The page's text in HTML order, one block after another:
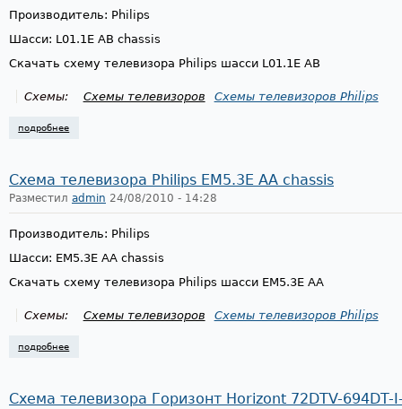
Производитель: Philips
Шасси: L01.1E AB chassis
Скачать схему телевизора Philips шасси L01.1E AB
Схемы: Схемы телевизоров Схемы телевизоров Philips
подробнее
Схема телевизора Philips EM5.3E AA chassis
Разместил admin 24/08/2010 - 14:28
Производитель: Philips
Шасси: EM5.3E AA chassis
Скачать схему телевизора Philips шасси EM5.3E AA
Схемы: Схемы телевизоров Схемы телевизоров Philips
подробнее
Схема телевизора Горизонт Horizont 72DTV-